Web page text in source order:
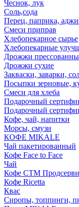
Чеснок, лук
Соль,сода
Перец, паприка,
Смеси приправ
Хлебопекарное сырье
Хлебопекарные
Дрожжи
Дрожжи сухие
Закваски, заварки,
Посыпки зерновые,
Смеси для хлеба
Подарочный
Подарочный
Кофе, чай, напитки
Морсы, смузи
КОФЕ MIKALE
Чай пакетированный
Кофе Face to Face
Чай
Кофе СТМ
Кофе Ricetta
Квас
Сиропы, топпинги,